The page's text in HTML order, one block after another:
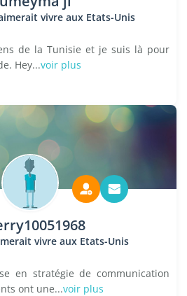
vivre aux Etats-Unis
de la Tunisie et je suis là pour
Hey...voir plus
vivre aux Etats-Unis
en stratégie de communication
ont une...voir plus